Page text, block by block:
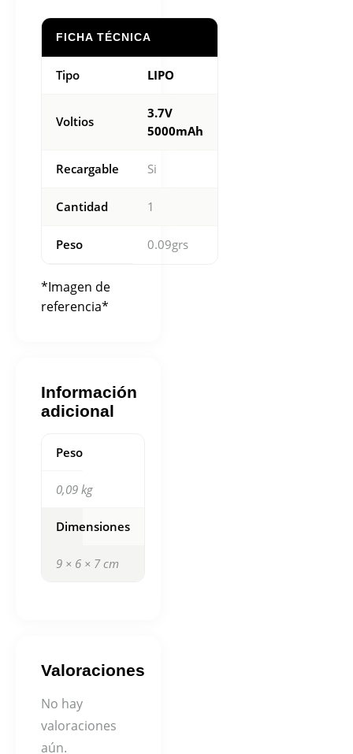
FICHA TÉCNICA
Tipo LIPO
Voltios
3.7V
5000mAh
Recargable Si
Cantidad 1
Peso 0.09grs
*Imagen de
referencia*
Información
adicional
Peso
0,09 kg
Dimensiones
9 × 6 × 7 cm
Valoraciones
No hay
valoraciones
aún.